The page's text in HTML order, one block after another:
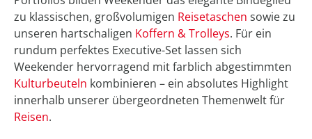
zu klassischen, großvolumigen Reisetaschen sowie zu
unseren hartschaligen Koffern & Trolleys. Für ein
rundum perfektes Executive-Set lassen sich
Weekender hervorragend mit farblich abgestimmten
Kulturbeuteln kombinieren – ein absolutes Highlight
innerhalb unserer übergeordneten Themenwelt für
Reisen.